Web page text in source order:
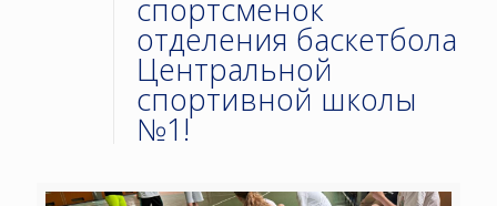
спортсменок
отделения баскетбола
Центральной
спортивной школы
№1!